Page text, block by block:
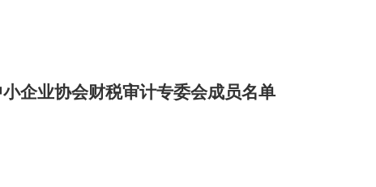
小企业协会财税审计专委会成员名单